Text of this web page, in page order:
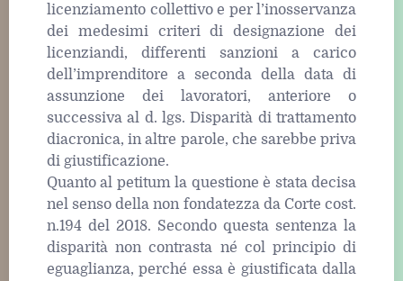
licenziamento collettivo e per l’inosservanza
dei medesimi criteri di designazione dei
licenziandi, differenti sanzioni a carico
dell’imprenditore a seconda della data di
assunzione dei lavoratori, anteriore o
successiva al d. lgs. Disparità di trattamento
diacronica, in altre parole, che sarebbe priva
di giustificazione.
Quanto al petitum la questione è stata decisa
nel senso della non fondatezza da Corte cost.
n.194 del 2018. Secondo questa sentenza la
disparità non contrasta né col principio di
eguaglianza, perché essa è giustificata dalla